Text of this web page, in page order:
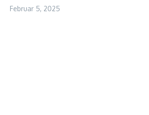
Februar 5, 2025